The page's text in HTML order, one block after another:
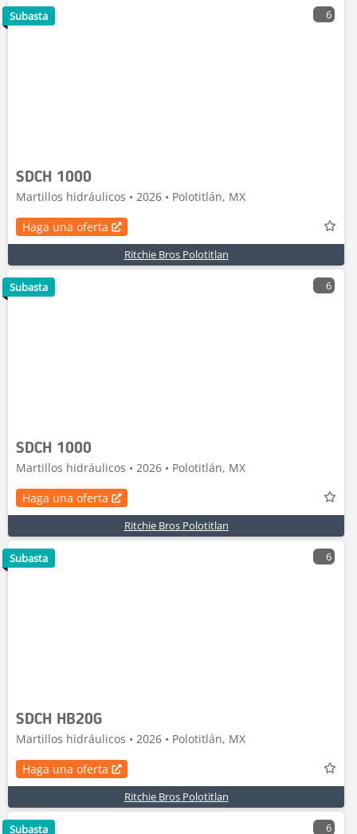
6
SDCH 1000
Martillos hidráulicos • 2026 • Polotitlán, MX
Haga una oferta
Ritchie Bros Polotitlan
Subasta
6
SDCH 1000
Martillos hidráulicos • 2026 • Polotitlán, MX
Haga una oferta
Ritchie Bros Polotitlan
Subasta
6
SDCH HB20G
Martillos hidráulicos • 2026 • Polotitlán, MX
Haga una oferta
Ritchie Bros Polotitlan
Subasta
6
Subasta